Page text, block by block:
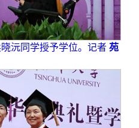
沅同学授予学位。记者 苑